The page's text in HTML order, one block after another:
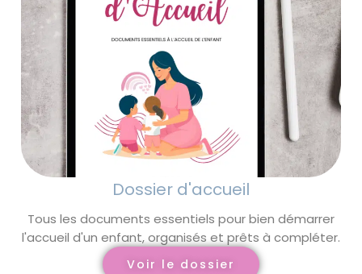
Dossier d'accueil
Tous les documents essentiels pour bien démarrer
l'accueil d'un enfant, organisés et prêts à compléter.
Voir le dossier